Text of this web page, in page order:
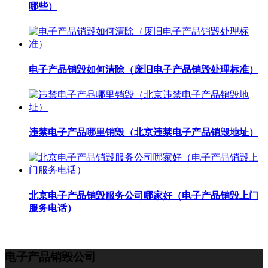
哪些）
电子产品销毁如何清除（废旧电子产品销毁处理标准）
违禁电子产品哪里销毁（北京违禁电子产品销毁地址）
北京电子产品销毁服务公司哪家好（电子产品销毁上门
服务电话）
电子产品销毁公司